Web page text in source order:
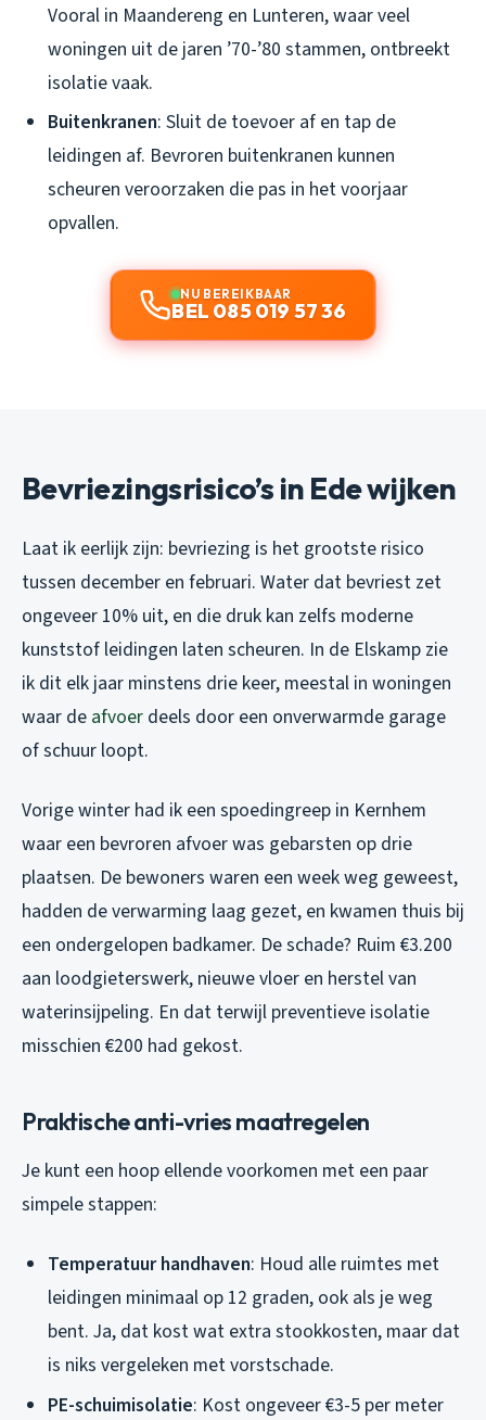
Vooral in Maandereng en Lunteren, waar veel
woningen uit de jaren ’70-’80 stammen, ontbreekt
isolatie vaak.
Buitenkranen: Sluit de toevoer af en tap de
leidingen af. Bevroren buitenkranen kunnen
scheuren veroorzaken die pas in het voorjaar
opvallen.
NU BEREIKBAAR
BEL 085 019 57 36
Bevriezingsrisico’s in Ede wijken
Laat ik eerlijk zijn: bevriezing is het grootste risico
tussen december en februari. Water dat bevriest zet
ongeveer 10% uit, en die druk kan zelfs moderne
kunststof leidingen laten scheuren. In de Elskamp zie
ik dit elk jaar minstens drie keer, meestal in woningen
waar de afvoer deels door een onverwarmde garage
of schuur loopt.
Vorige winter had ik een spoedingreep in Kernhem
waar een bevroren afvoer was gebarsten op drie
plaatsen. De bewoners waren een week weg geweest,
hadden de verwarming laag gezet, en kwamen thuis bij
een ondergelopen badkamer. De schade? Ruim €3.200
aan loodgieterswerk, nieuwe vloer en herstel van
waterinsijpeling. En dat terwijl preventieve isolatie
misschien €200 had gekost.
Praktische anti-vries maatregelen
Je kunt een hoop ellende voorkomen met een paar
simpele stappen:
Temperatuur handhaven: Houd alle ruimtes met
leidingen minimaal op 12 graden, ook als je weg
bent. Ja, dat kost wat extra stookkosten, maar dat
is niks vergeleken met vorstschade.
PE-schuimisolatie: Kost ongeveer €3-5 per meter